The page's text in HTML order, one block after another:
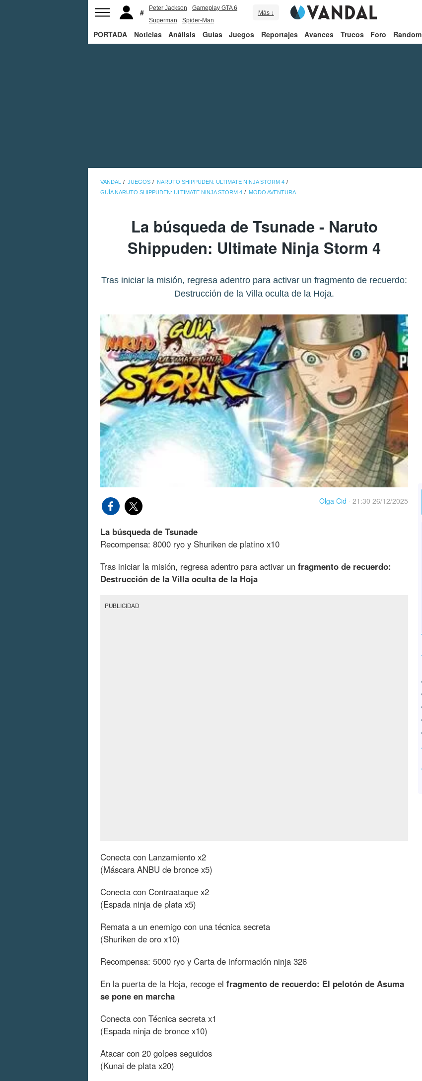
Peter Jackson
Gameplay GTA 6
Superman
Spider-Man
Más ↓
PORTADA Noticias Análisis Guías Juegos Reportajes Avances Trucos Foro Random
VANDAL JUEGOS
NARUTO SHIPPUDEN: ULTIMATE NINJA STORM 4
GUÍA NARUTO SHIPPUDEN: ULTIMATE NINJA STORM 4
MODO AVENTURA
La búsqueda de Tsunade - Naruto
Shippuden: Ultimate Ninja Storm 4
Tras iniciar la misión, regresa adentro para activar un fragmento de recuerdo:
Destrucción de la Villa oculta de la Hoja.
Olga Cid · 21:30 26/12/2025
La búsqueda de Tsunade
Recompensa: 8000 ryo y Shuriken de platino x10
Tras iniciar la misión, regresa adentro para activar un fragmento de recuerdo:
Destrucción de la Villa oculta de la Hoja
PUBLICIDAD
Conecta con Lanzamiento x2
(Máscara ANBU de bronce x5)
Conecta con Contraataque x2
(Espada ninja de plata x5)
Remata a un enemigo con una técnica secreta
(Shuriken de oro x10)
Recompensa: 5000 ryo y Carta de información ninja 326
En la puerta de la Hoja, recoge el fragmento de recuerdo: El pelotón de Asuma
se pone en marcha
Conecta con Técnica secreta x1
(Espada ninja de bronce x10)
Atacar con 20 golpes seguidos
(Kunai de plata x20)